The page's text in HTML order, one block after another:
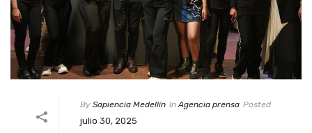
By Sapiencia Medellín In Agencia prensa Posted
julio 30, 2025